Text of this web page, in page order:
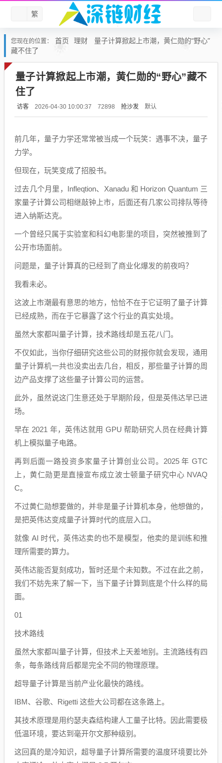
繁
您现在的位置： 首页 理财
量子计算掀起上市潮，黄仁勋的“野心”
藏不住了
量子计算掀起上市潮，黄仁勋的“野心”藏不
住了
访客 2026-04-30 10:00:37 72898 抢沙发 默认
前几年，量子力学还常常被当成一个玩笑：遇事不决，量子
力学。
但现在，玩笑变成了招股书。
过去几个月里，Infleqtion、Xanadu 和 Horizon Quantum 三
家量子计算公司相继敲钟上市，后面还有几家公司排队等待
进入纳斯达克。
一个曾经只属于实验室和科幻电影里的项目，突然被推到了
公开市场面前。
问题是，量子计算真的已经到了商业化爆发的前夜吗？
我看未必。
这波上市潮最有意思的地方，恰恰不在于它证明了量子计算
已经成熟，而在于它暴露了这个行业的真实处境。
虽然大家都叫量子计算，技术路线却是五花八门。
不仅如此，当你仔细研究这些公司的财报你就会发现，通用
量子计算机一共也没卖出去几台，相反，那些量子计算的周
边产品支撑了这些量子计算公司的运营。
此外，虽然说这门生意还处于早期阶段，但是英伟达早已进
场。
早在 2021 年，英伟达就用 GPU 帮助研究人员在经典计算
机上模拟量子电路。
再到后面一路投资多家量子计算创业公司。2025 年 GTC
上，黄仁勋更是直接宣布成立波士顿量子研究中心 NVAQ
C。
不过黄仁勋想要做的，并非是量子计算机本身，他想做的，
是把英伟达变成量子计算时代的底层入口。
就像 AI 时代，英伟达卖的也不是模型，他卖的是训练和推
理所需要的算力。
英伟达能否复刻成功，暂时还是个未知数。不过在此之前，
我们不妨先来了解一下，当下量子计算到底是个什么样的局
面。
01
技术路线
虽然大家都叫量子计算，但技术上天差地别。主流路线有四
条，每条路线背后都是完全不同的物理原理。
超导量子计算是当前产业化最快的路线。
IBM、谷歌、Rigetti 这些大公司都在这条路上。
其技术原理是用约瑟夫森结构建人工量子比特。因此需要极
低温环境，要达到毫开尔文那种级别。
这回真的是冷知识，超导量子计算所需要的温度环境要比外